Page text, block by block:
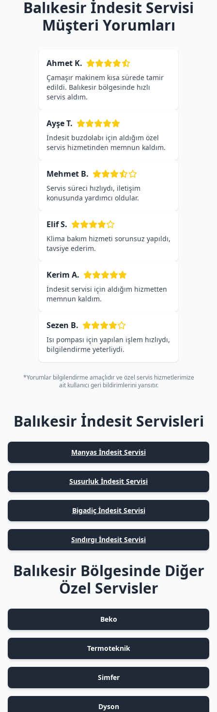
Balıkesir İndesit Servisi
Müşteri Yorumları
Ahmet K.
Çamaşır makinem kısa sürede tamir
edildi. Balıkesir bölgesinde hızlı
servis aldım.
Ayşe T.
İndesit buzdolabı için aldığım özel
servis hizmetinden memnun kaldım.
Mehmet B.
Servis süreci hızlıydı, iletişim
konusunda yardımcı oldular.
Elif S.
Klima bakım hizmeti sorunsuz yapıldı,
tavsiye ederim.
Kerim A.
İndesit servisi için aldığım hizmetten
memnun kaldım.
Sezen B.
Isı pompası için yapılan işlem hızlıydı,
bilgilendirme yeterliydi.
*Yorumlar bilgilendirme amaçlıdır ve özel servis hizmetlerimize
ait kullanıcı geri bildirimlerini yansıtır.
Balıkesir İndesit Servisleri
Manyas İndesit Servisi
Susurluk İndesit Servisi
Bigadiç İndesit Servisi
Sındırgı İndesit Servisi
Balıkesir Bölgesinde Diğer
Özel Servisler
Beko
Termoteknik
Simfer
Dyson